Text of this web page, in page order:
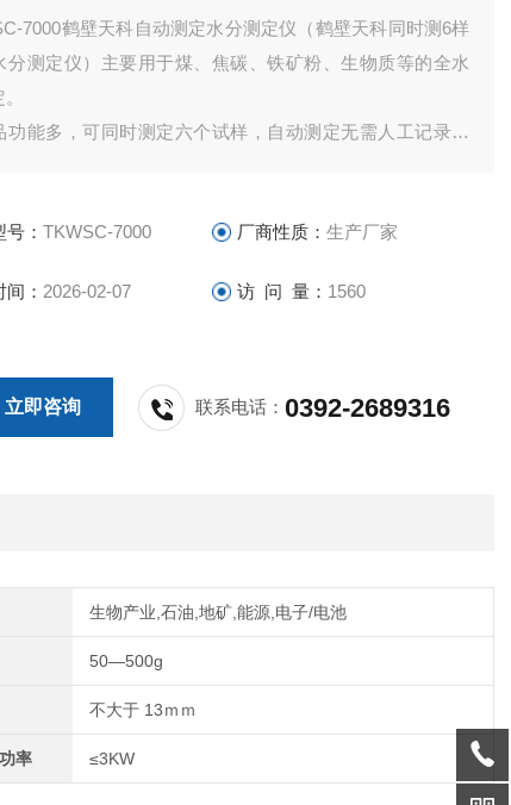
7000鹤壁天科自动测定水分测定仪（鹤壁天科同时测6样
分测定仪）主要用于煤、焦碳、铁矿粉、生物质等的全水
功能多，可同时测定六个试样，自动测定无需人工记录。
号：TKWSC-7000 厂商性质： 生产厂家
： 2026-02-07 访 问 量： 1560
立即咨询 联系电话：0392-2689316
生物产业,石油,地矿,能源,电子/电池
50—500g
不大于 13ｍｍ
率 ≤3KW